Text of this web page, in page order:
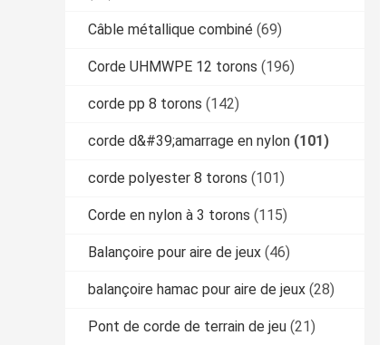
Câble métallique combiné (69)
Corde UHMWPE 12 torons (196)
corde pp 8 torons (142)
corde d&#39;amarrage en nylon (101)
corde polyester 8 torons (101)
Corde en nylon à 3 torons (115)
Balançoire pour aire de jeux (46)
balançoire hamac pour aire de jeux (28)
Pont de corde de terrain de jeu (21)